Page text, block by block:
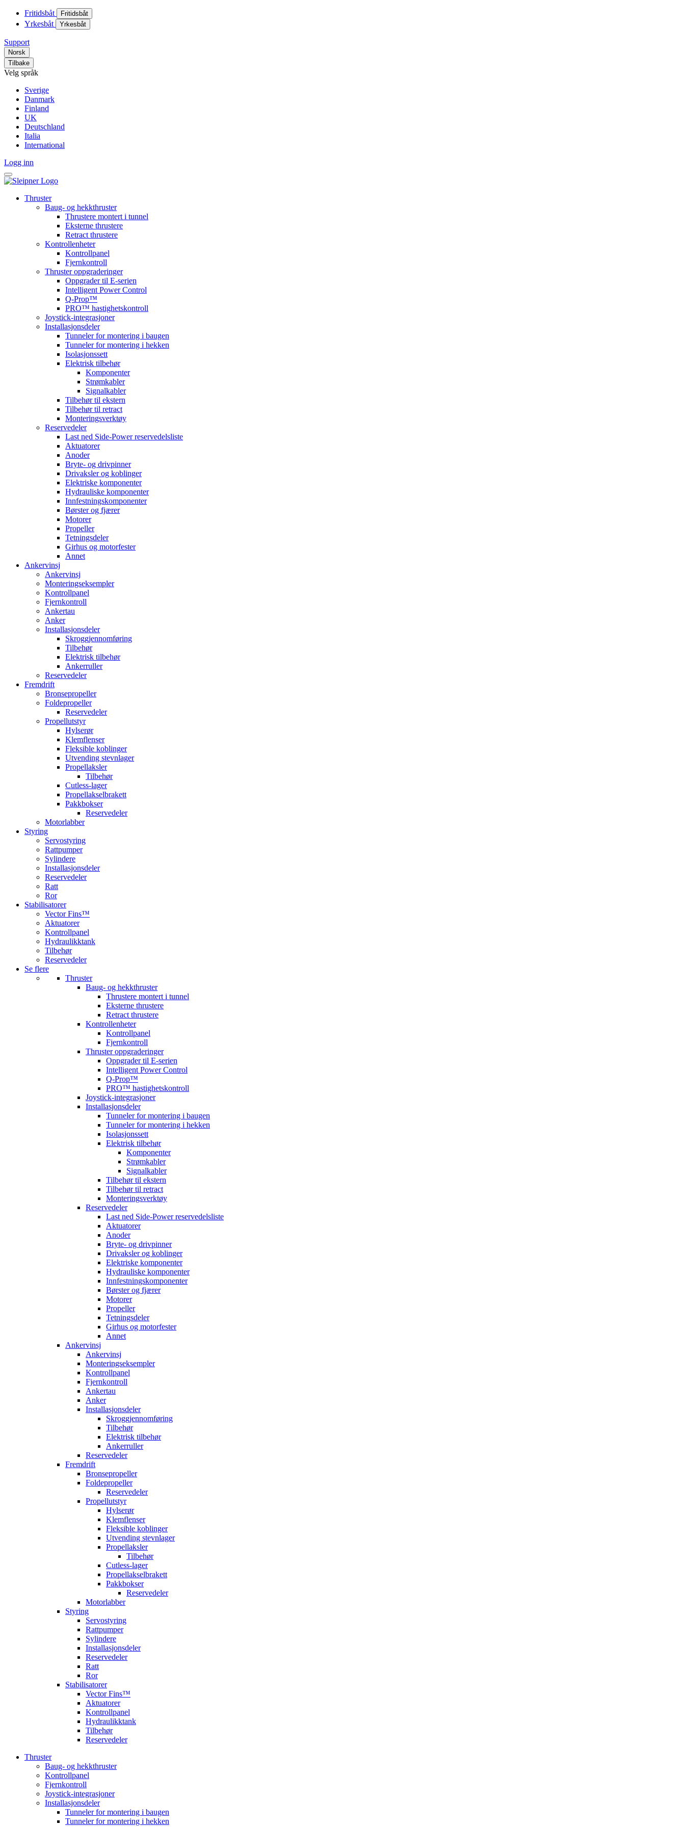
Fritidsbåt Fritidsbåt
Yrkesbåt Yrkesbåt
Support
Norsk
Tilbake
Velg språk
Sverige
Danmark
Finland
UK
Deutschland
Italia
International
Logg inn
Thruster
Baug- og hekkthruster
Thrustere montert i tunnel
Eksterne thrustere
Retract thrustere
Kontrollenheter
Kontrollpanel
Fjernkontroll
Thruster oppgraderinger
Oppgrader til E-serien
Intelligent Power Control
Q-Prop™
PRO™ hastighetskontroll
Joystick-integrasjoner
Installasjonsdeler
Tunneler for montering i baugen
Tunneler for montering i hekken
Isolasjonssett
Elektrisk tilbehør
Komponenter
Strømkabler
Signalkabler
Tilbehør til ekstern
Tilbehør til retract
Monteringsverktøy
Reservedeler
Last ned Side-Power reservedelsliste
Aktuatorer
Anoder
Bryte- og drivpinner
Drivaksler og koblinger
Elektriske komponenter
Hydrauliske komponenter
Innfestningskomponenter
Børster og fjærer
Motorer
Propeller
Tetningsdeler
Girhus og motorfester
Annet
Ankervinsj
Ankervinsj
Monteringseksempler
Kontrollpanel
Fjernkontroll
Ankertau
Anker
Installasjonsdeler
Skroggjennomføring
Tilbehør
Elektrisk tilbehør
Ankerruller
Reservedeler
Fremdrift
Bronsepropeller
Foldepropeller
Reservedeler
Propellutstyr
Hylserør
Klemflenser
Fleksible koblinger
Utvending stevnlager
Propellaksler
Tilbehør
Cutless-lager
Propellakselbrakett
Pakkbokser
Reservedeler
Motorlabber
Styring
Servostyring
Rattpumper
Sylindere
Installasjonsdeler
Reservedeler
Ratt
Ror
Stabilisatorer
Vector Fins™
Aktuatorer
Kontrollpanel
Hydraulikktank
Tilbehør
Reservedeler
Se flere
Thruster
Baug- og hekkthruster
Thrustere montert i tunnel
Eksterne thrustere
Retract thrustere
Kontrollenheter
Kontrollpanel
Fjernkontroll
Thruster oppgraderinger
Oppgrader til E-serien
Intelligent Power Control
Q-Prop™
PRO™ hastighetskontroll
Joystick-integrasjoner
Installasjonsdeler
Tunneler for montering i baugen
Tunneler for montering i hekken
Isolasjonssett
Elektrisk tilbehør
Komponenter
Strømkabler
Signalkabler
Tilbehør til ekstern
Tilbehør til retract
Monteringsverktøy
Reservedeler
Last ned Side-Power reservedelsliste
Aktuatorer
Anoder
Bryte- og drivpinner
Drivaksler og koblinger
Elektriske komponenter
Hydrauliske komponenter
Innfestningskomponenter
Børster og fjærer
Motorer
Propeller
Tetningsdeler
Girhus og motorfester
Annet
Ankervinsj
Ankervinsj
Monteringseksempler
Kontrollpanel
Fjernkontroll
Ankertau
Anker
Installasjonsdeler
Skroggjennomføring
Tilbehør
Elektrisk tilbehør
Ankerruller
Reservedeler
Fremdrift
Bronsepropeller
Foldepropeller
Reservedeler
Propellutstyr
Hylserør
Klemflenser
Fleksible koblinger
Utvending stevnlager
Propellaksler
Tilbehør
Cutless-lager
Propellakselbrakett
Pakkbokser
Reservedeler
Motorlabber
Styring
Servostyring
Rattpumper
Sylindere
Installasjonsdeler
Reservedeler
Ratt
Ror
Stabilisatorer
Vector Fins™
Aktuatorer
Kontrollpanel
Hydraulikktank
Tilbehør
Reservedeler
Thruster
Baug- og hekkthruster
Kontrollpanel
Fjernkontroll
Joystick-integrasjoner
Installasjonsdeler
Tunneler for montering i baugen
Tunneler for montering i hekken